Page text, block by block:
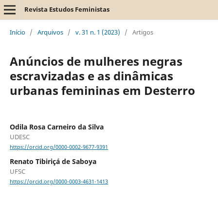
Revista Estudos Feministas
Início / Arquivos / v. 31 n. 1 (2023) / Artigos
Anúncios de mulheres negras
escravizadas e as dinâmicas
urbanas femininas em Desterro
Odila Rosa Carneiro da Silva
UDESC
https://orcid.org/0000-0002-9677-9391
Renato Tibiriçá de Saboya
UFSC
https://orcid.org/0000-0003-4631-1413